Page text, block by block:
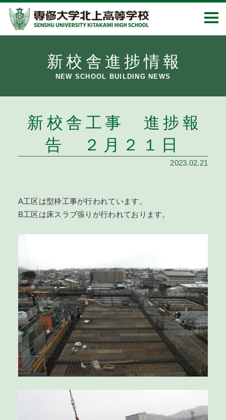
新校舎進捗情報
NEW SCHOOL BUILDING NEWS
新校舎工事 進捗報
告 ２月２１日
2023.02.21
A工区は型枠工事が行われています。
B工区は床スラブ張りが行われております。